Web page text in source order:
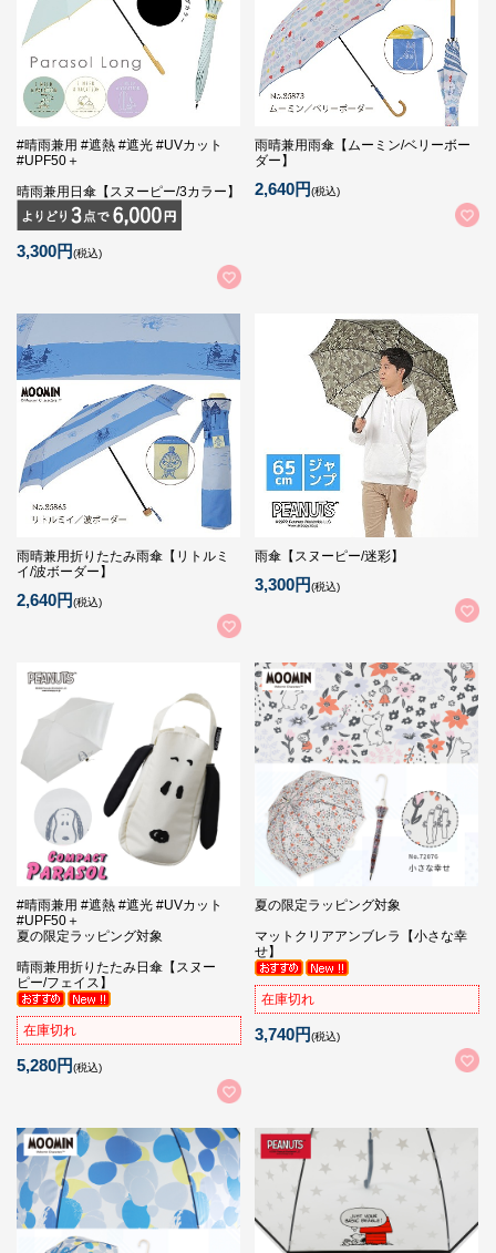
#晴雨兼用 #遮熱 #遮光 #UVカット
#UPF50＋
晴雨兼用日傘【スヌーピー/3カラー】
3,300円(税込)
雨晴兼用雨傘【ムーミン/ベリーボー
ダー】
2,640円(税込)
雨晴兼用折りたたみ雨傘【リトルミ
イ/波ボーダー】
2,640円(税込)
雨傘【スヌーピー/迷彩】
3,300円(税込)
#晴雨兼用 #遮熱 #遮光 #UVカット
#UPF50＋
夏の限定ラッピング対象
晴雨兼用折りたたみ日傘【スヌー
ピー/フェイス】
在庫切れ
5,280円(税込)
夏の限定ラッピング対象
マットクリアアンブレラ【小さな幸
せ】
在庫切れ
3,740円(税込)